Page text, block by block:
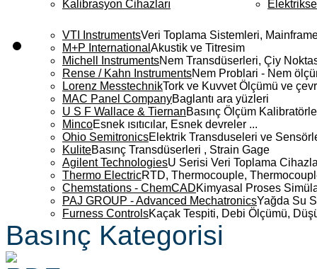
Kalibrasyon Cihazları
VTI InstrumentsVeri Toplama Sistemleri,
M+P International Akustik ve Titresim
Michell InstrumentsNem Transdüserleri, Çiy
Rense / Kahn InstrumentsNem Problari - Nem
Lorenz MesstechnikTork ve Kuvvet Ölçümü ve
MAC Panel CompanyBaglantı ara yüzleri
U S F Wallace & TiernanBasınç Ölçüm
MincoEsnek ısıtıcılar, Esnek devreler ...
Ohio SemitronicsElektrik Transduseleri ve
KuliteBasınç Transdüserleri , Strain Gage
Agilent TechnologiesU Serisi Veri Toplama
Thermo ElectricRTD, Thermocouple,
Chemstations - ChemCADKimyasal Proses
PAJ GROUP - Advanced MechatronicsYağda Su
Furness ControlsKaçak Tespiti, Debi Ölçümü,
Basınç Kategorisi